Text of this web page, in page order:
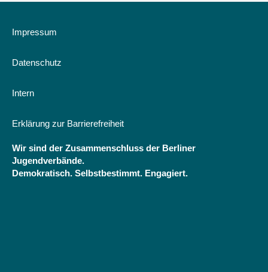
Impressum
Datenschutz
Intern
Erklärung zur Barrierefreiheit
Wir sind der Zusammenschluss der Berliner
Jugendverbände.
Demokratisch. Selbstbestimmt. Engagiert.